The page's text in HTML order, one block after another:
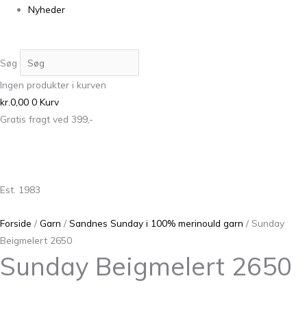
Nyheder
Søg
Ingen produkter i kurven
kr.0,00 0 Kurv
Gratis fragt ved 399,-
Est. 1983
Forside / Garn / Sandnes Sunday i 100% merinould garn / Sunday
Beigmelert 2650
Sunday Beigmelert 2650